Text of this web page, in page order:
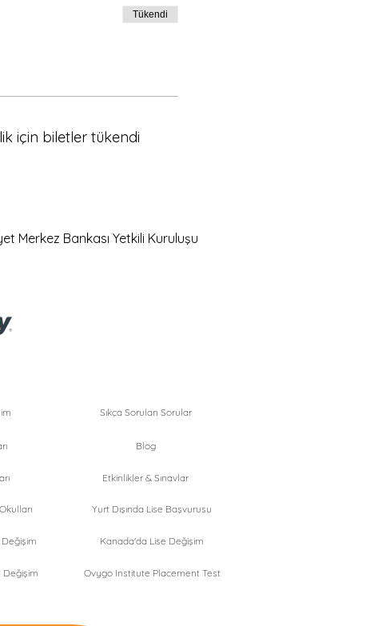
Tükendi
için biletler tükendi
Merkez Bankası Yetkili Kuruluşu
Değişim
Sıkça Sorulan Sorular
Blog
Etkinlikler & Sınavlar
Yurt Dışında Lise Başvurusu
Kanada'da Lise Değişim
Ovygo Institute Placement Test